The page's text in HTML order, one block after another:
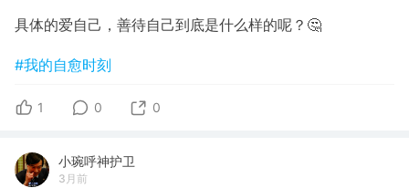
具体的爱自己，善待自己到底是什么样的呢？🤔
#我的自愈时刻
1 0 0
小琬呼神护卫
3月前